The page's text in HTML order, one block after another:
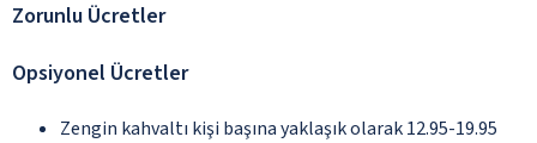
Zorunlu Ücretler
Opsiyonel Ücretler
Zengin kahvaltı kişi başına yaklaşık olarak 12.95-19.95